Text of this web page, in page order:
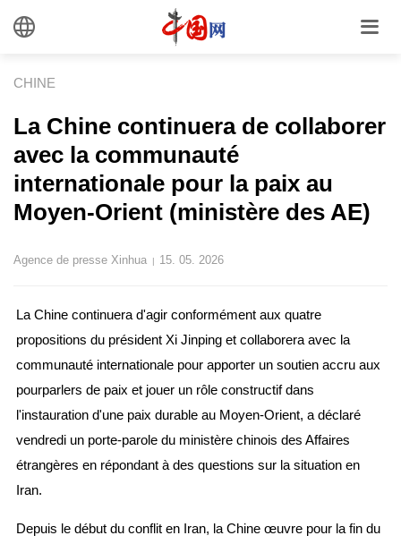
CHINE
La Chine continuera de collaborer
avec la communauté
internationale pour la paix au
Moyen-Orient (ministère des AE)
Agence de presse Xinhua | 15. 05. 2026
La Chine continuera d'agir conformément aux quatre
propositions du président Xi Jinping et collaborera avec la
communauté internationale pour apporter un soutien accru aux
pourparlers de paix et jouer un rôle constructif dans
l'instauration d'une paix durable au Moyen-Orient, a déclaré
vendredi un porte-parole du ministère chinois des Affaires
étrangères en répondant à des questions sur la situation en
Iran.
Depuis le début du conflit en Iran, la Chine œuvre pour la fin du